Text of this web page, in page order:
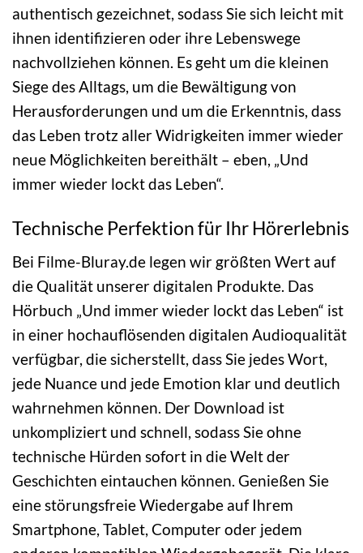
authentisch gezeichnet, sodass Sie sich leicht mit
ihnen identifizieren oder ihre Lebenswege
nachvollziehen können. Es geht um die kleinen
Siege des Alltags, um die Bewältigung von
Herausforderungen und um die Erkenntnis, dass
das Leben trotz aller Widrigkeiten immer wieder
neue Möglichkeiten bereithält – eben, „Und
immer wieder lockt das Leben“.
Technische Perfektion für Ihr Hörerlebnis
Bei Filme-Bluray.de legen wir größten Wert auf
die Qualität unserer digitalen Produkte. Das
Hörbuch „Und immer wieder lockt das Leben“ ist
in einer hochauflösenden digitalen Audioqualität
verfügbar, die sicherstellt, dass Sie jedes Wort,
jede Nuance und jede Emotion klar und deutlich
wahrnehmen können. Der Download ist
unkompliziert und schnell, sodass Sie ohne
technische Hürden sofort in die Welt der
Geschichten eintauchen können. Genießen Sie
eine störungsfreie Wiedergabe auf Ihrem
Smartphone, Tablet, Computer oder jedem